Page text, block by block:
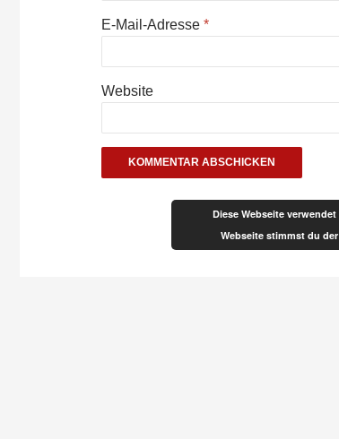
E-Mail-Adresse *
Website
Diese Webseite
Webseite stimmst du